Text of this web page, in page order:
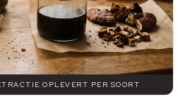
OPLEVERT PER SOORT